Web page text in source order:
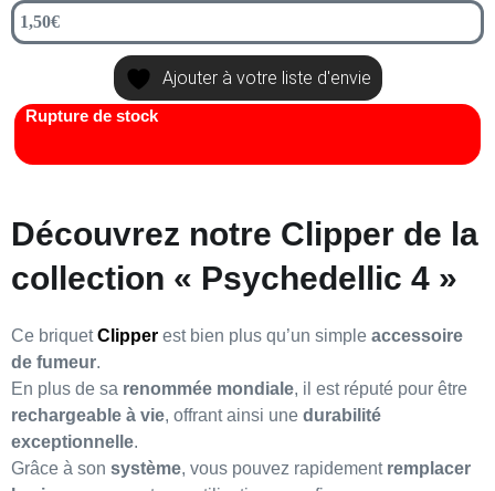
1,50€
Ajouter à votre liste d'envie
Rupture de stock
Découvrez notre Clipper de la
collection « Psychedellic 4 »
Ce briquetClipper est bien plus qu’un simple accessoire
de fumeur.
En plus de sa renommée mondiale, il est réputé pour être
rechargeable à vie, offrant ainsi une durabilité
exceptionnelle.
Grâce à son système, vous pouvez rapidement remplacer